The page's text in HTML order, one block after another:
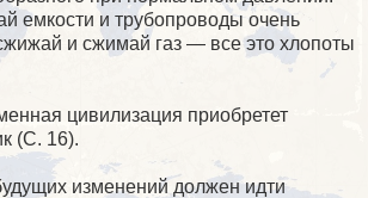
емкости и трубопроводы очень
и сжимай газ — все это хлопоты
цивилизация приобретет
(С. 16).
изменений должен идти